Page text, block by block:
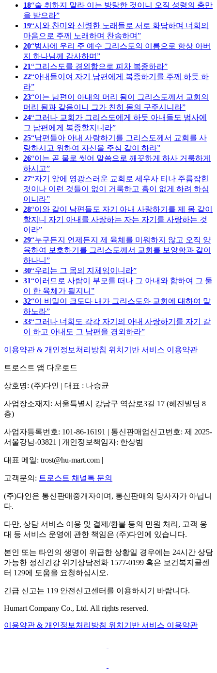
18 술 취하지 말라 이는 방탕한 것이니 오직 성령의 충만
을 받으라
19 시와 찬미와 신령한 노래들로 서로 화답하며 너희의
마음으로 주께 노래하며 찬송하며
20 범사에 우리 주 예수 그리스도의 이름으로 항상 아버
지 하나님께 감사하며
21
그리스도를 경외함으로 피차 복종하라
22 아내들이여 자기 남편에게 복종하기를 주께 하듯 하
라
23 이는 남편이 아내의 머리 됨이 그리스도께서 교회의
머리 됨과 같음이니 그가 친히 몸의 구주시니라
24 그러나 교회가 그리스도에게 하듯 아내들도 범사에
그 남편에게 복종할지니라
25 남편들아 아내 사랑하기를 그리스도께서 교회를 사
랑하시고 위하여 자신을 주심 같이 하라
26 이는 곧 물로 씻어 말씀으로 깨끗하게 하사 거룩하게
하시고
27 자기 앞에 영광스러운 교회로 세우사 티나 주름잡힌
것이나 이런 것들이 없이 거룩하고 흠이 없게 하려 하심
이니라
28 이와 같이 남편들도 자기 아내 사랑하기를 제 몸 같이
할지니 자기 아내를 사랑하는 자는 자기를 사랑하는 것
이라
29 누구든지 언제든지 제 육체를 미워하지 않고 오직 양
육하여 보호하기를 그리스도께서 교회를 보양함과 같이
하나니
30 우리는 그 몸의 지체임이니라
31 이러므로 사람이 부모를 떠나 그 아내와 합하여 그 둘
이 한 육체가 될지니
32 이 비밀이 크도다 내가 그리스도와 교회에 대하여 말
하노라
33 그러나 너희도 각각 자기의 아내 사랑하기를 자기 같
이 하고 아내도 그 남편을 경외하라
이용약관 & 개인정보처리방침 위치기반 서비스 이용약관
트로스트 앱 다운로드
상호명: (주)다인 | 대표 : 나승균
사업장소재지: 서울특별시 강남구 역삼로3길 17 (혜진빌딩 8
층)
사업자등록번호: 101-86-16191 | 통신판매업신고번호: 제 2025-
서울강남-03821 | 개인정보책임자: 한상범
대표 메일: trost@hu-mart.com |
고객문의: 트로스트 채널톡 문의
(주)다인은 통신판매중개자이며, 통신판매의 당사자가 아닙니
다.
다만, 상담 서비스 이용 및 결제/환불 등의 민원 처리, 고객 응
대 등 서비스 운영에 관한 책임은 (주)다인에 있습니다.
본인 또는 타인의 생명이 위급한 상황일 경우에는 24시간 상담
가능한 정신건강 위기상담전화 1577-0199 혹은 보건복지콜센
터 129에 도움을 요청하십시오.
긴급 신고는 119 안전신고센터를 이용하시기 바랍니다.
Humart Company Co., Ltd. All rights reserved.
이용약관 & 개인정보처리방침 위치기반 서비스 이용약관